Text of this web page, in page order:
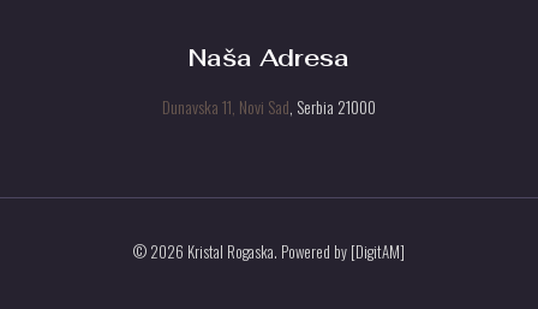
Naša Adresa
Dunavska 11, Novi Sad, Serbia 21000
© 2026 Kristal Rogaska. Powered by [DigitAM]